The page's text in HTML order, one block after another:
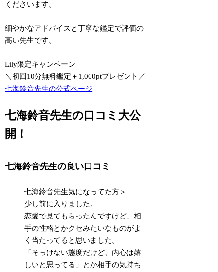
くださいます。
細やかなアドバイスと丁寧な鑑定で評価の
高い先生です。
Lily限定キャンペーン
＼初回10分無料鑑定＋1,000ptプレゼント／
七海鈴音先生の公式ページ
七海鈴音先生の口コミ大公
開！
七海鈴音先生の良い口コミ
七海鈴音先生気になってた方＞
少し前に入りました。
恋愛で見てもらったんですけど、相
手の性格とかクセみたいなものがよ
く当たってると思いました 。
「そっけない態度だけど、内心は嬉
しいと思ってる」とか相手の気持ち